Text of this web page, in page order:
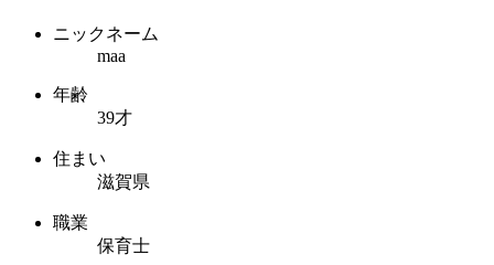
ニックネーム
maa
年齢
39才
住まい
滋賀県
職業
保育士